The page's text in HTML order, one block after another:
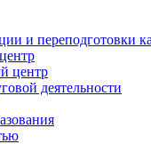
и переподготовки
центр
деятельности